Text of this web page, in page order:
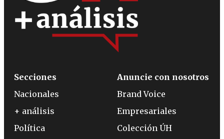
Secciones
Nacionales
+ análisis
Política
Anuncie con nosotros
Brand Voice
Empresariales
Colección ÚH